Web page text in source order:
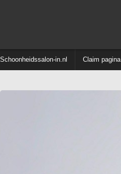
Schoonheidssalon-in.nl Claim pagina